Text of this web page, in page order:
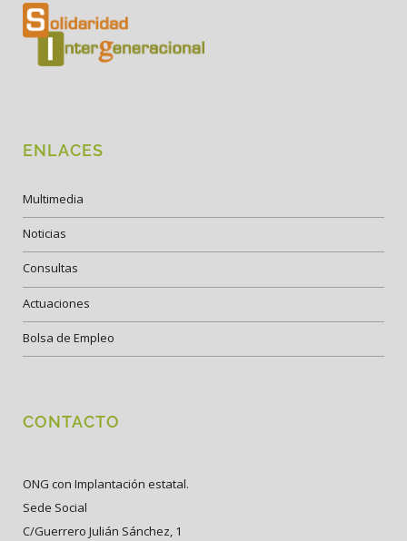
ENLACES
Multimedia
Noticias
Consultas
Actuaciones
Bolsa de Empleo
CONTACTO
ONG con Implantación estatal.
Sede Social
C/Guerrero Julián Sánchez, 1